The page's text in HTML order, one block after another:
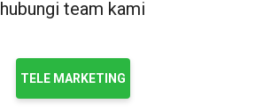
hubungi team kami
TELE MARKETING